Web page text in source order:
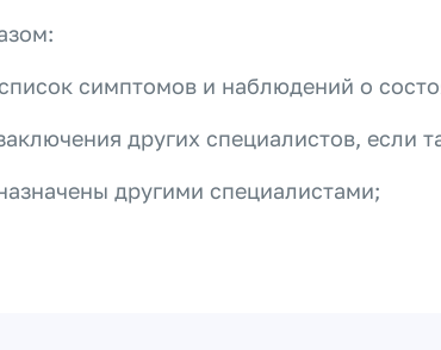
симптомов и наблюдений о
других специалистов, если
другими специалистами;